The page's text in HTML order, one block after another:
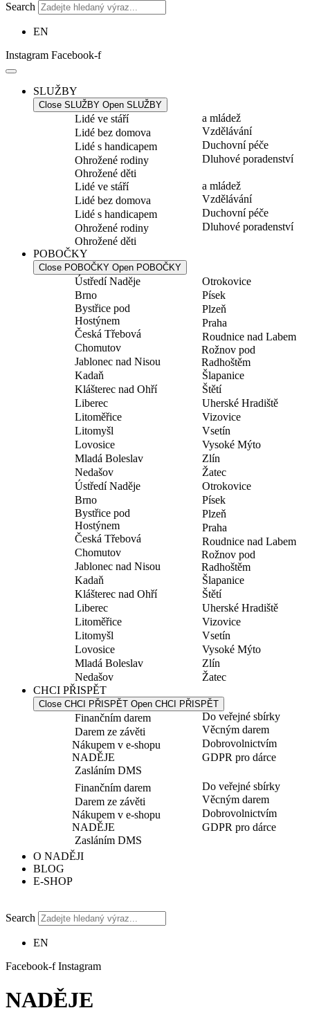
Search
EN
Instagram Facebook-f
SLUŽBY
Close SLUŽBY Open SLUŽBY
Lidé ve stáří
Lidé bez domova
Lidé s handicapem
Ohrožené rodiny
Ohrožené děti
a mládež
Vzdělávání
Duchovní péče
Dluhové poradenství
Lidé ve stáří
Lidé bez domova
Lidé s handicapem
Ohrožené rodiny
Ohrožené děti
a mládež
Vzdělávání
Duchovní péče
Dluhové poradenství
POBOČKY
Close POBOČKY Open POBOČKY
Ústředí Naděje
Brno
Bystřice pod
Hostýnem
Česká Třebová
Chomutov
Jablonec nad Nisou
Kadaň
Klášterec nad Ohří
Liberec
Litoměřice
Litomyšl
Lovosice
Mladá Boleslav
Nedašov
Otrokovice
Písek
Plzeň
Praha
Roudnice nad Labem
Rožnov pod
Radhoštěm
Šlapanice
Štětí
Uherské Hradiště
Vizovice
Vsetín
Vysoké Mýto
Zlín
Žatec
Ústředí Naděje
Brno
Bystřice pod
Hostýnem
Česká Třebová
Chomutov
Jablonec nad Nisou
Kadaň
Klášterec nad Ohří
Liberec
Litoměřice
Litomyšl
Lovosice
Mladá Boleslav
Nedašov
Otrokovice
Písek
Plzeň
Praha
Roudnice nad Labem
Rožnov pod
Radhoštěm
Šlapanice
Štětí
Uherské Hradiště
Vizovice
Vsetín
Vysoké Mýto
Zlín
Žatec
CHCI PŘISPĚT
Close CHCI PŘISPĚT Open CHCI PŘISPĚT
Finančním darem
Darem ze závěti
Nákupem v e-shopu
NADĚJE
Zasláním DMS
Do veřejné sbírky
Věcným darem
Dobrovolnictvím
GDPR pro dárce
Finančním darem
Darem ze závěti
Nákupem v e-shopu
NADĚJE
Zasláním DMS
Do veřejné sbírky
Věcným darem
Dobrovolnictvím
GDPR pro dárce
O NADĚJI
BLOG
E-SHOP
Search
EN
Facebook-f Instagram
NADĚJE